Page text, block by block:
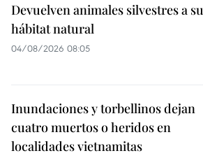
Devuelven animales silvestres a su
hábitat natural
04/08/2026 08:05
Inundaciones y torbellinos dejan
cuatro muertos o heridos en
localidades vietnamitas